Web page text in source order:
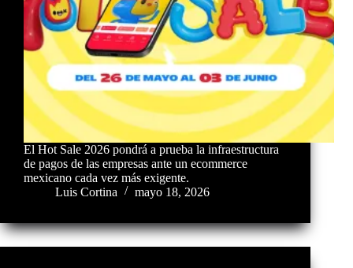
El Hot Sale 2026 pondrá a prueba la infraestructura
de pagos de las empresas ante un ecommerce
mexicano cada vez más exigente.
Luis Cortina
mayo 18, 2026